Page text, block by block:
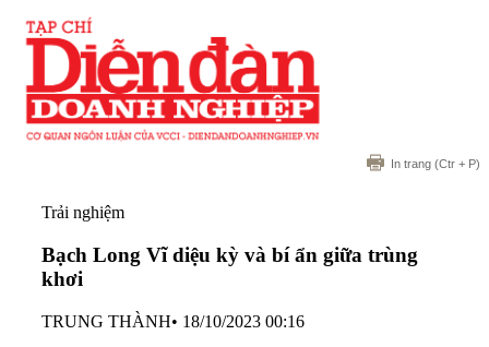
In trang (Ctr + P)
Trải nghiệm
Bạch Long Vĩ diệu kỳ và bí ẩn giữa trùng
khơi
TRUNG THÀNH• 18/10/2023 00:16